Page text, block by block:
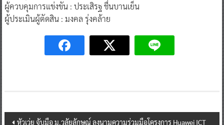
ผู้ควบคุมการแข่งขัน : ประเสิรฐ ชื่นบานเย็น
ผู้ประเมินผู้ตัดสิน : มงคล รุ่งคล้าย
Post
หัวเว่ย จับมือ ม.วลัยลักษณ์ ลงนามความร่วมมือโครงการ Huawei ICT